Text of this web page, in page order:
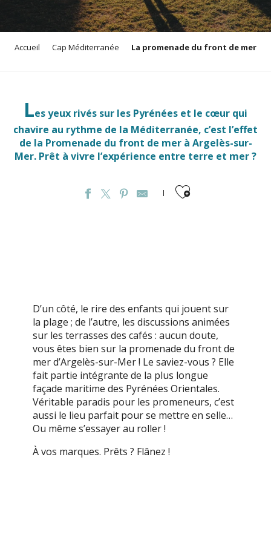
Accueil Cap Méditerranée La promenade du front de mer
Les yeux rivés sur les Pyrénées et le cœur qui
chavire au rythme de la Méditerranée, c’est l’effet
de la Promenade du front de mer à Argelès-sur-
Mer. Prêt à vivre l’expérience entre terre et mer ?
Ajouter aux
D’un côté, le rire des enfants qui jouent sur
la plage ; de l’autre, les discussions animées
sur les terrasses des cafés : aucun doute,
vous êtes bien sur la promenade du front de
mer d’Argelès-sur-Mer ! Le saviez-vous ? Elle
fait partie intégrante de la plus longue
façade maritime des Pyrénées Orientales.
Véritable paradis pour les promeneurs, c’est
aussi le lieu parfait pour se mettre en selle…
Ou même s’essayer au roller !
À vos marques. Prêts ? Flânez !